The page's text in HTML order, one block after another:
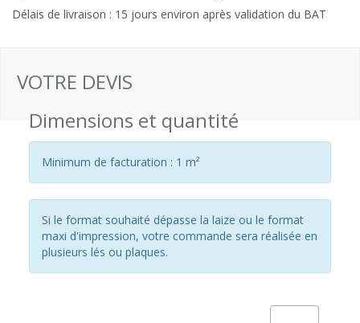
Délais de livraison : 15 jours environ après validation du BAT
VOTRE DEVIS
Dimensions et quantité
Minimum de facturation : 1 m²
Si le format souhaité dépasse la laize ou le format
maxi d'impression, votre commande sera réalisée en
plusieurs lés ou plaques.